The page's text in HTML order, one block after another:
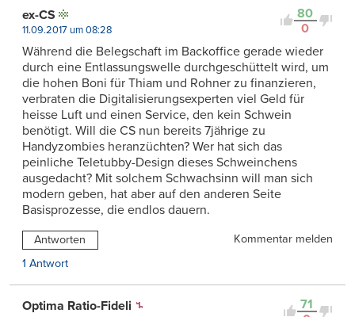
80
0
ex-CS
11.09.2017 um 08:28
Während die Belegschaft im Backoffice gerade wieder
durch eine Entlassungswelle durchgeschüttelt wird, um
die hohen Boni für Thiam und Rohner zu finanzieren,
verbraten die Digitalisierungsexperten viel Geld für
heisse Luft und einen Service, den kein Schwein
benötigt. Will die CS nun bereits 7jährige zu
Handyzombies heranzüchten? Wer hat sich das
peinliche Teletubby-Design dieses Schweinchens
ausgedacht? Mit solchem Schwachsinn will man sich
modern geben, hat aber auf den anderen Seite
Basisprozesse, die endlos dauern.
Antworten
Kommentar melden
1 Antwort
71
Optima Ratio-Fideli